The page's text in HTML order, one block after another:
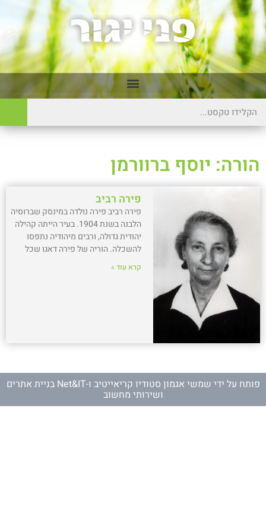
הורה: יוסף ברוורמן
פירה רביב
פירה רביב פירה נולדה במינסק שברוסיה
הלבנה בשנת 1904. בעיר הייתה קהילה
יהודית גדולה, ורבים מיהודיה נתפסו
להשכלה. הוריה של פירה דאגו שכל
קרא עוד »
פותח על ידי שמשי אגמון סטודיו קריאייטיב ו- Net&IT בניית אתרים
ושירותי מחשוב